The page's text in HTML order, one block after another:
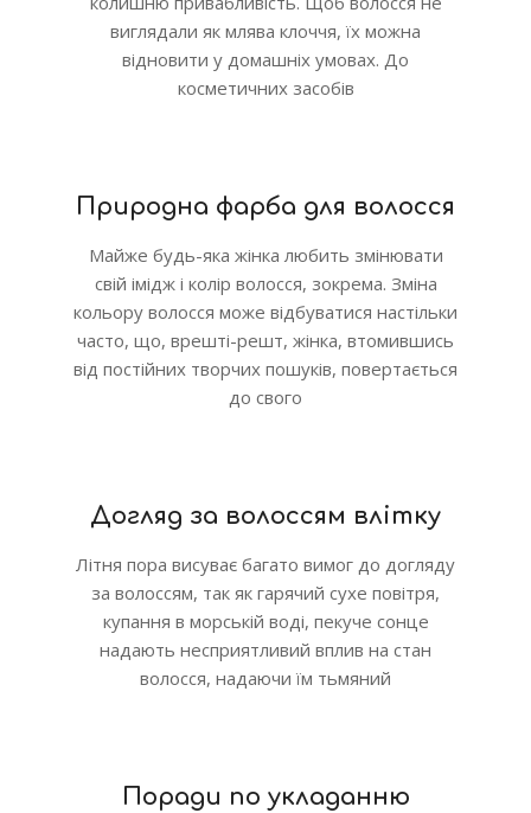
виглядали як млява клоччя, їх можна
відновити у домашніх умовах. До
косметичних засобів
Природна фарба для волосся
Майже будь-яка жінка любить змінювати
свій імідж і колір волосся, зокрема. Зміна
кольору волосся може відбуватися настільки
часто, що, врешті-решт, жінка, втомившись
від постійних творчих пошуків, повертається
до свого
Догляд за волоссям влітку
Літня пора висуває багато вимог до догляду
за волоссям, так як гарячий сухе повітря,
купання в морській воді, пекуче сонце
надають несприятливий вплив на стан
волосся, надаючи їм тьмяний
Поради по укладанню